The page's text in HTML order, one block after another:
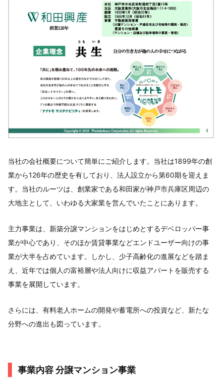
当社の会社概要について簡単にご紹介します。当社は1899年の創
業から126年の歴史を有しており、法人設立から第60期を迎えま
す。当社のルーツは、創業家である和田家が神戸市兵庫区周辺の
大地主として、いわゆる大家業を営んでいたことにあります。
主力事業は、新築分譲マンションをはじめとするデベロッパー事
業が中心であり、そのほか賃貸事業などエンドユーザー向けの事
業が大半を占めています。しかし、少子高齢化の進展などを踏ま
え、近年では個人の富裕層や法人向けに収益アパートを販売する
事業を展開しています。
さらには、有料老人ホームの開発や蓄電所への投資など、新たな
分野への進出も図っています。
事業内容 分譲マンション事業